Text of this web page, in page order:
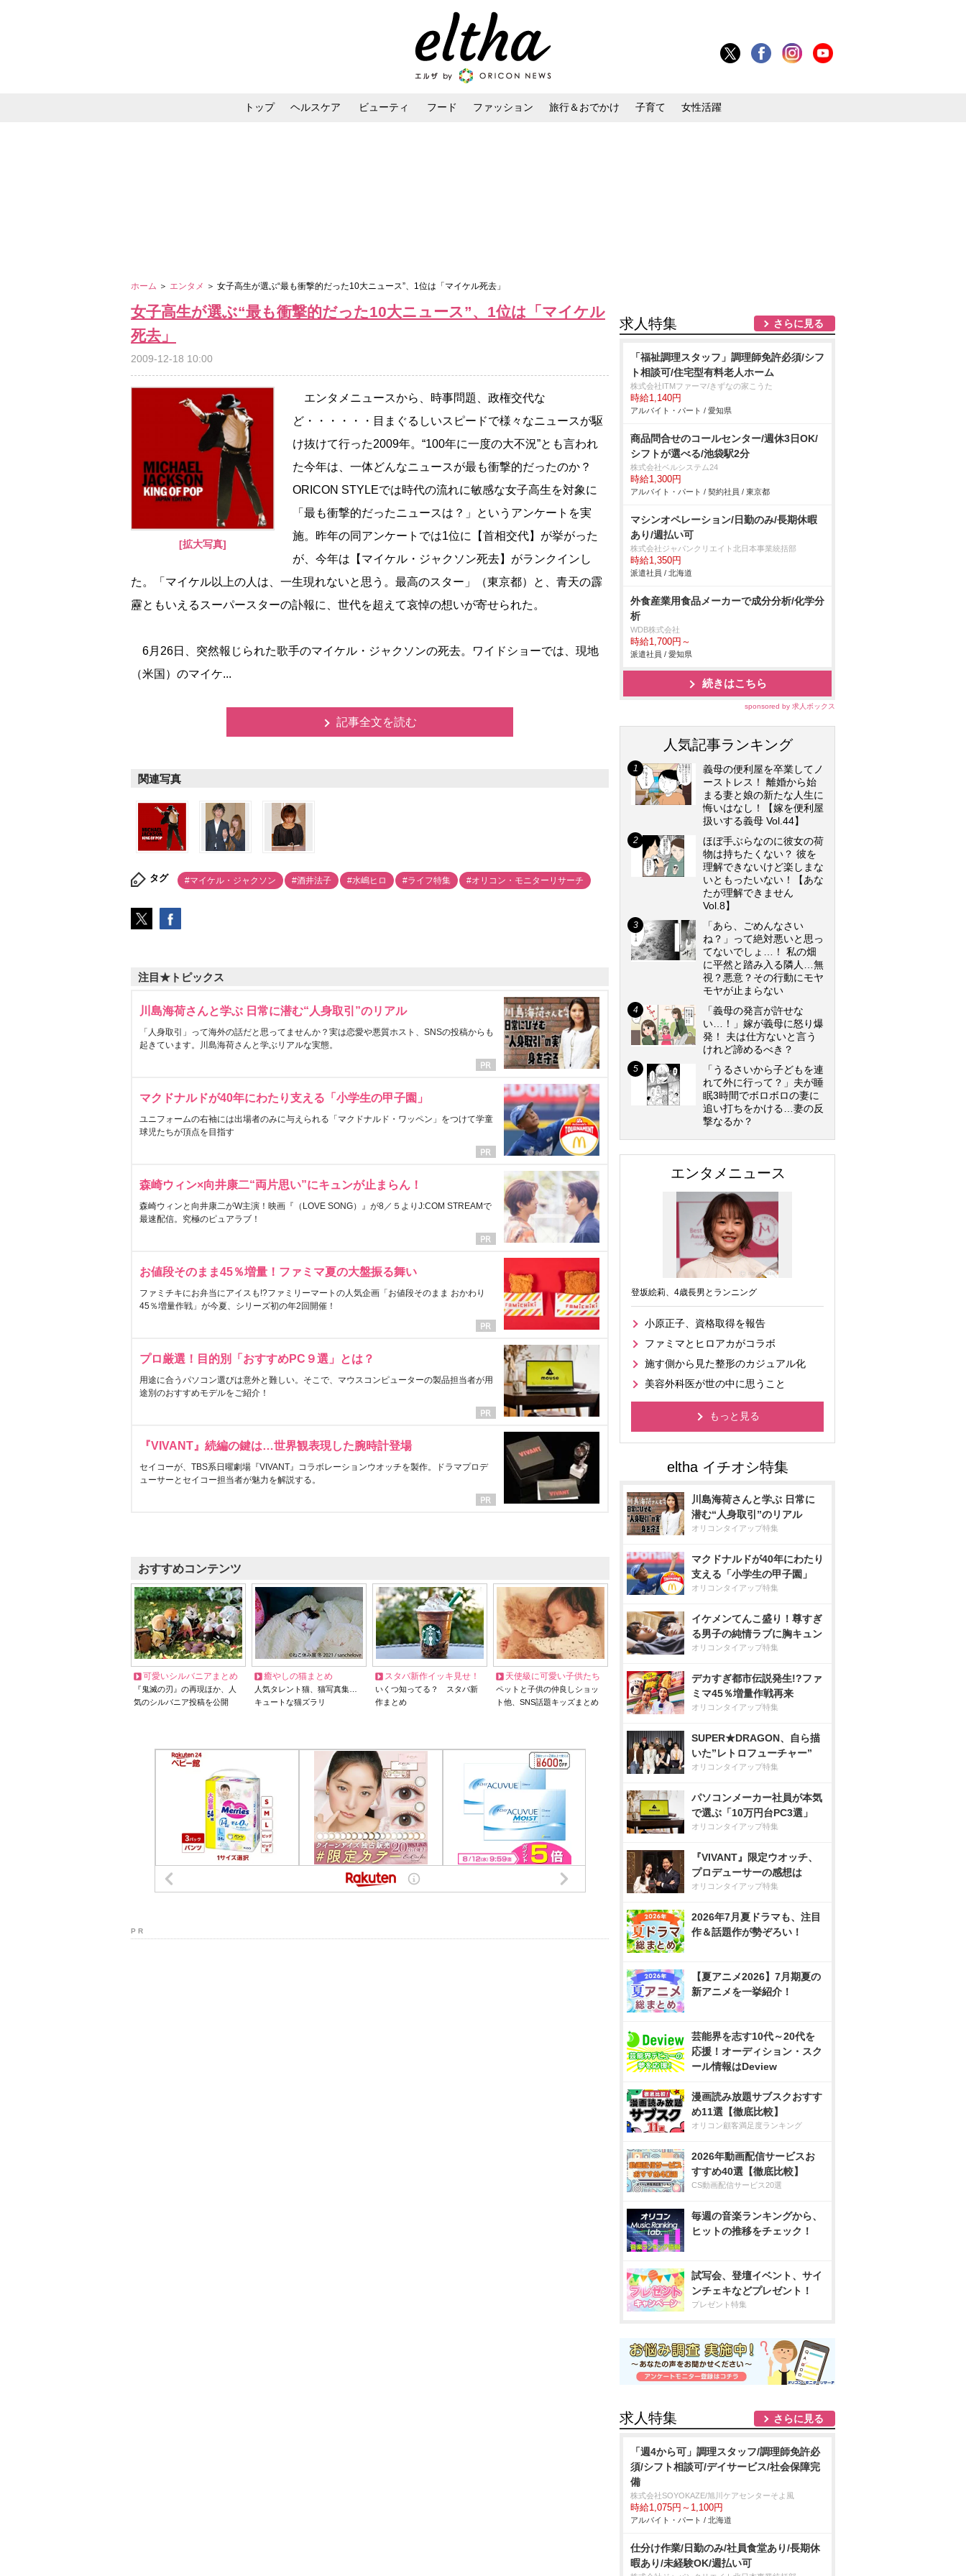
トップ ヘルスケア ビューティ フード ファッション 旅行＆おでかけ 子育て 女性活躍
ホーム ＞ エンタメ ＞ 女子高生が選ぶ“最も衝撃的だった10大ニュース”、1位は「マイケル死去」
女子高生が選ぶ“最も衝撃的だった10大ニュース”、1位は「マイケル
死去」
2009-12-18 10:00
[拡大写真]
エンタメニュースから、時事問題、政権交代な
ど・・・・・・目まぐるしいスピードで様々なニュースが駆
け抜けて行った2009年。“100年に一度の大不況”とも言われ
た今年は、一体どんなニュースが最も衝撃的だったのか？
ORICON STYLEでは時代の流れに敏感な女子高生を対象に
「最も衝撃的だったニュースは？」というアンケートを実
施。昨年の同アンケートでは1位に【首相交代】が挙がった
が、今年は【マイケル・ジャクソン死去】がランクインし
た。「マイケル以上の人は、一生現れないと思う。最高のスター」（東京都）と、青天の霹
靂ともいえるスーパースターの訃報に、世代を超えて哀悼の想いが寄せられた。
6月26日、突然報じられた歌手のマイケル・ジャクソンの死去。ワイドショーでは、現地
（米国）のマイケ...
記事全文を読む
関連写真
タグ #マイケル・ジャクソン #酒井法子 #水嶋ヒロ #ライフ特集 #オリコン・モニターリサーチ
注目★トピックス
川島海荷さんと学ぶ 日常に潜む“人身取引”のリアル
「人身取引」って海外の話だと思ってませんか？実は恋愛や悪質ホスト、SNSの投稿からも
起きています。川島海荷さんと学ぶリアルな実態。
マクドナルドが40年にわたり支える「小学生の甲子園」
ユニフォームの右袖には出場者のみに与えられる「マクドナルド・ワッペン」をつけて学童
球児たちが頂点を目指す
森崎ウィン×向井康二“両片思い”にキュンが止まらん！
森崎ウィンと向井康二がW主演！映画『（LOVE SONG）』が8／５よりJ:COM STREAMで
最速配信。究極のピュアラブ！
お値段そのまま45％増量！ファミマ夏の大盤振る舞い
ファミチキにお弁当にアイスも!?ファミリーマートの人気企画「お値段そのまま おかわり
45％増量作戦」が今夏、シリーズ初の年2回開催！
プロ厳選！目的別「おすすめPC９選」とは？
用途に合うパソコン選びは意外と難しい。そこで、マウスコンピューターの製品担当者が用
途別のおすすめモデルをご紹介！
『VIVANT』続編の鍵は…世界観表現した腕時計登場
セイコーが、TBS系日曜劇場『VIVANT』コラボレーションウオッチを製作。ドラマプロデ
ューサーとセイコー担当者が魅力を解説する。
おすすめコンテンツ
可愛いシルバニアまとめ
『鬼滅の刃』の再現ほか、人
気のシルバニア投稿を公開
癒やしの猫まとめ
人気タレント猫、猫写真集…
キュートな猫ズラリ
スタバ新作イッキ見せ！
いくつ知ってる？ スタバ新
作まとめ
天使級に可愛い子供たち
ペットと子供の仲良しショッ
ト他、SNS話題キッズまとめ
P R
求人特集 さらに見る
「福祉調理スタッフ」調理師免許必須/シフ
ト相談可/住宅型有料老人ホーム
株式会社ITMファーマ/きずなの家こうた
時給1,140円
アルバイト・パート / 愛知県
商品問合せのコールセンター/週休3日OK/
シフトが選べる/池袋駅2分
株式会社ベルシステム24
時給1,300円
アルバイト・パート / 契約社員 / 東京都
マシンオペレーション/日勤のみ/長期休暇
あり/週払い可
株式会社ジャパンクリエイト北日本事業統括部
時給1,350円
派遣社員 / 北海道
外食産業用食品メーカーで成分分析/化学分
析
WDB株式会社
時給1,700円～
派遣社員 / 愛知県
続きはこちら
sponsored by 求人ボックス
人気記事ランキング
義母の便利屋を卒業してノ
ーストレス！ 離婚から始
まる妻と娘の新たな人生に
悔いはなし！【嫁を便利屋
扱いする義母 Vol.44】
ほぼ手ぶらなのに彼女の荷
物は持ちたくない？ 彼を
理解できないけど楽しまな
いともったいない！【あな
たが理解できません
Vol.8】
「あら、ごめんなさい
ね？」って絶対悪いと思っ
てないでしょ…！ 私の畑
に平然と踏み入る隣人…無
視？悪意？その行動にモヤ
モヤが止まらない
「義母の発言が許せな
い…！」嫁が義母に怒り爆
発！ 夫は仕方ないと言う
けれど諦めるべき？
「うるさいから子どもを連
れて外に行って？」夫が睡
眠3時間でボロボロの妻に
追い打ちをかける…妻の反
撃なるか？
エンタメニュース
登坂絵莉、4歳長男とランニング
小原正子、資格取得を報告
ファミマとヒロアカがコラボ
施す側から見た整形のカジュアル化
美容外科医が世の中に思うこと
もっと見る
川島海荷さんと学ぶ 日常に
潜む“人身取引”のリアル
オリコンタイアップ特集
マクドナルドが40年にわたり
支える「小学生の甲子園」
オリコンタイアップ特集
イケメンてんこ盛り！尊すぎ
る男子の純情ラブに胸キュン
オリコンタイアップ特集
デカすぎ都市伝説発生!?ファ
ミマ45％増量作戦再来
オリコンタイアップ特集
SUPER★DRAGON、自ら描
いた”レトロフューチャー”
オリコンタイアップ特集
パソコンメーカー社員が本気
で選ぶ「10万円台PC3選」
オリコンタイアップ特集
『VIVANT』限定ウオッチ、
プロデューサーの感想は
オリコンタイアップ特集
2026年7月夏ドラマも、注目
作＆話題作が勢ぞろい！
【夏アニメ2026】7月期夏の
新アニメを一挙紹介！
芸能界を志す10代～20代を
応援！オーディション・スク
ール情報はDeview
漫画読み放題サブスクおすす
め11選【徹底比較】
オリコン顧客満足度ランキング
2026年動画配信サービスお
すすめ40選【徹底比較】
CS動画配信サービス20選
毎週の音楽ランキングから、
ヒットの推移をチェック！
試写会、登壇イベント、サイ
ンチェキなどプレゼント！
プレゼント特集
求人特集 さらに見る
「週4から可」調理スタッフ/調理師免許必
須/シフト相談可/デイサービス/社会保障完
備
株式会社SOYOKAZE/旭川ケアセンターそよ風
時給1,075円～1,100円
アルバイト・パート / 北海道
仕分け作業/日勤のみ/社員食堂あり/長期休
暇あり/未経験OK/週払い可